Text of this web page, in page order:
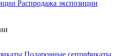
Распродажа экспозиции
Подарочные сертификаты